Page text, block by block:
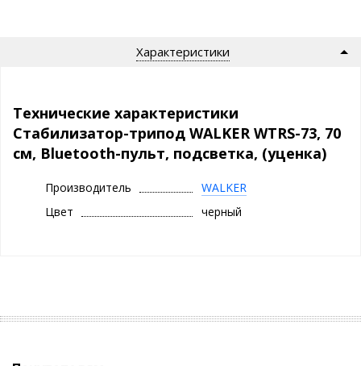
Характеристики
Технические характеристики
Стабилизатор-трипод WALKER WTRS-73, 70
см, Bluetooth-пульт, подсветка, (уценка)
Производитель
WALKER
Цвет
черный